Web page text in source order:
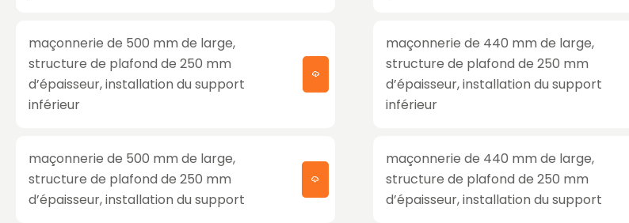
maçonnerie de 500 mm de large,
structure de plafond de 250 mm
d’épaisseur, installation du support
inférieur
maçonnerie de 500 mm de large,
structure de plafond de 250 mm
d’épaisseur, installation du support
maçonnerie de 440 mm de large,
structure de plafond de 250 mm
d’épaisseur, installation du support
inférieur
maçonnerie de 440 mm de large,
structure de plafond de 250 mm
d’épaisseur, installation du support